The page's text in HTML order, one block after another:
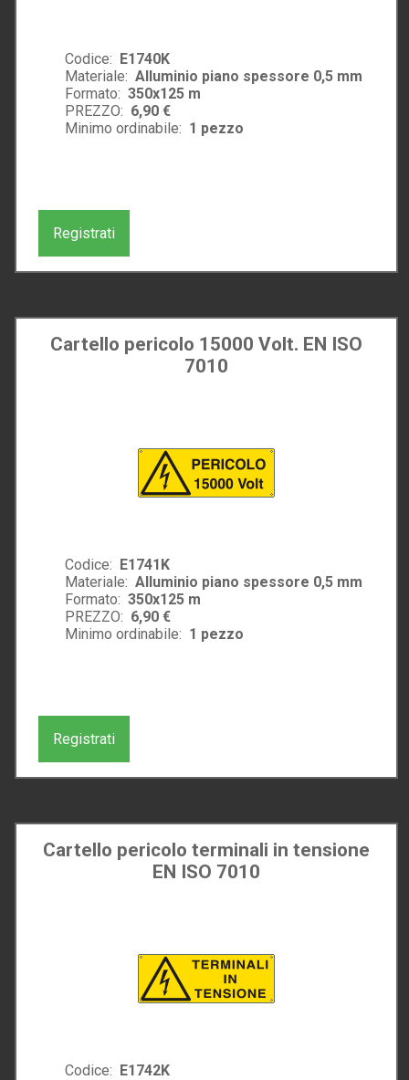
Codice:
E1740K
Materiale: Alluminio piano spessore 0,5 mm
Formato: 350x125 m
PREZZO: 6,90 €
Minimo ordinabile: 1 pezzo
Registrati
Cartello pericolo 15000 Volt. EN ISO
7010
Codice:
E1741K
Materiale: Alluminio piano spessore 0,5 mm
Formato: 350x125 m
PREZZO: 6,90 €
Minimo ordinabile: 1 pezzo
Registrati
Cartello pericolo terminali in tensione
EN ISO 7010
Codice:
E1742K